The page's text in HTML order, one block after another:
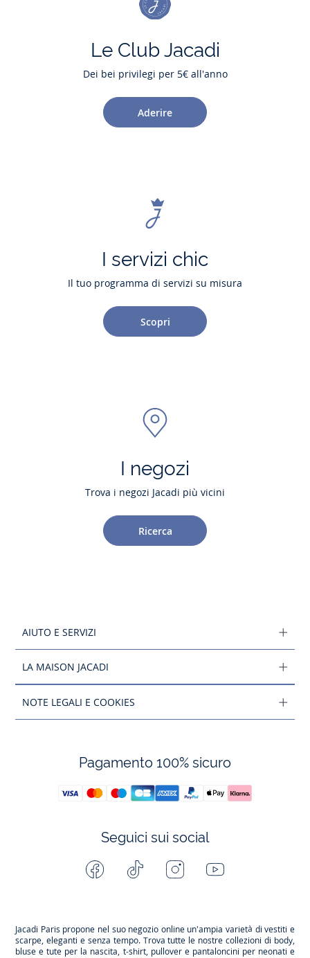
Le Club Jacadi
Dei bei privilegi per 5€ all'anno
Aderire
I servizi chic
Il tuo programma di servizi su misura
Scopri
I negozi
Trova i negozi Jacadi più vicini
Ricerca
AIUTO E SERVIZI
LA MAISON JACADI
NOTE LEGALI E COOKIES
Pagamento 100% sicuro
Seguici sui social
Facebook Tiktok InstagramYoutube
Jacadi Paris propone nel suo negozio online un'ampia varietà di vestiti e
scarpe, eleganti e senza tempo. Trova tutte le nostre collezioni di body,
bluse e tute per la nascita, t-shirt, pullover e pantaloncini per neonati e